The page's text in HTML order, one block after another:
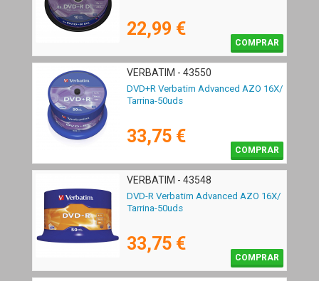
22,99 €
COMPRAR
VERBATIM - 43550
DVD+R Verbatim Advanced AZO 16X/
Tarrina-50uds
33,75 €
COMPRAR
VERBATIM - 43548
DVD-R Verbatim Advanced AZO 16X/
Tarrina-50uds
33,75 €
COMPRAR